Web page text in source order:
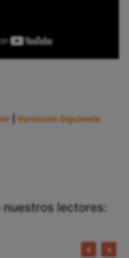
Versículo Siguiente
lectores: